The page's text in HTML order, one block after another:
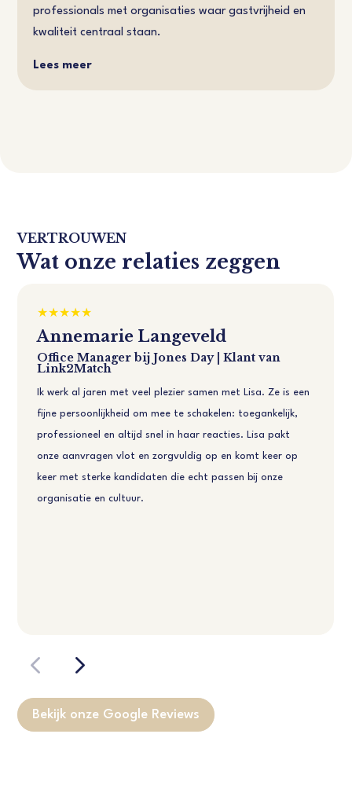
professionals met organisaties waar gastvrijheid en
kwaliteit centraal staan.
Lees meer
VERTROUWEN
Wat onze relaties zeggen
Annemarie Langeveld
Office Manager bij Jones Day | Klant van
Link2Match
Ik werk al jaren met veel plezier samen met Lisa. Ze is een
fijne persoonlijkheid om mee te schakelen: toegankelijk,
professioneel en altijd snel in haar reacties. Lisa pakt
onze aanvragen vlot en zorgvuldig op en komt keer op
keer met sterke kandidaten die echt passen bij onze
organisatie en cultuur.
Bekijk onze Google Reviews